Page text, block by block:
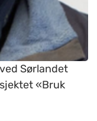
Sørlandet
«Bruk